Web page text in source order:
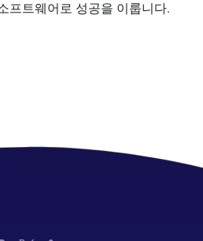
프트웨어로 성공을 이룹니다.